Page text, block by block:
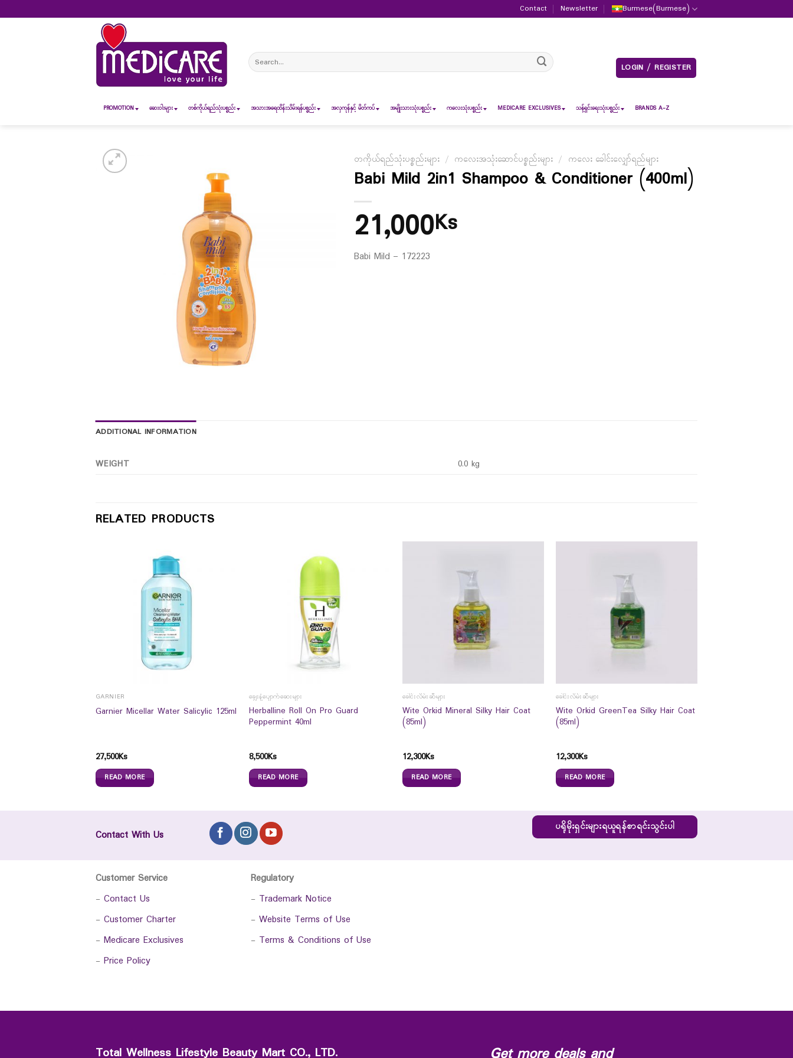
to
Contact Newsletter Burmese(Burmese)
Search
for:
LOGIN / REGISTER
PROMOTION ဆေး၀ါးများ တစ်ကိုယ်ရည်သုံးပစ္စည်း အသားအရေထိန်းသိမ်းရန်ပစ္စည်း အလှကုန်နှင့် မိတ်ကပ် အမျိုးသားသုံးပစ္စည်း ကလေးသုံးပစ္စည်း MEDICARE EXCLUSIVES သန့်ရှင်းရေးသုံးပစ္စည်း BRANDS A-Z
တကိုယ်ရည်သုံးပစ္စည်းများ / ကလေးအသုံးဆောင်ပစ္စည်းများ / ကလေး ခေါင်းလျှော်ရည်များ
Babi Mild 2in1 Shampoo & Conditioner (400ml)
21,000Ks
Babi Mild – 172223
ADDITIONAL INFORMATION
WEIGHT 0.0 kg
RELATED PRODUCTS
GARNIER
Garnier Micellar Water Salicylic 125ml
27,500Ks
READ MORE
ချွေးနံ့ပျောက်ဆေးများ
Herballine Roll On Pro Guard
Peppermint 40ml
8,500Ks
READ MORE
ခေါင်းလိမ်းဆီများ
Wite Orkid Mineral Silky Hair Coat
(85ml)
12,300Ks
READ MORE
ခေါင်းလိမ်းဆီများ
Wite Orkid GreenTea Silky Hair Coat
(85ml)
12,300Ks
READ MORE
Contact With Us
ပရိုမိုးရှင်းများရယူရန်စာရင်းသွင်းပါ
Customer Service
- Contact Us
- Customer Charter
- Medicare Exclusives
- Price Policy
Regulatory
- Trademark Notice
- Website Terms of Use
- Terms & Conditions of Use
Total Wellness Lifestyle Beauty Mart CO., LTD.